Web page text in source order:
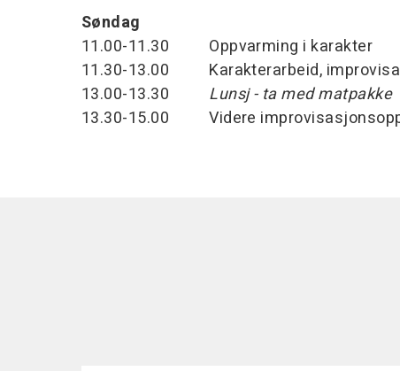
Søndag
11.00-11.30 Oppvarming i karakter
11.30-13.00 Karakterarbeid,
13.00-13.30 Lunsj - ta med matpakke
13.30-15.00 Videre